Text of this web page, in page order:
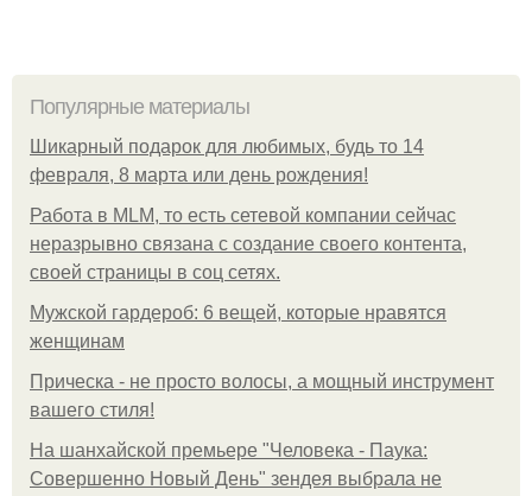
Популярные материалы
Шикарный подарок для любимых, будь то 14
февраля, 8 марта или день рождения!
Работа в MLM, то есть сетевой компании сейчас
неразрывно связана с создание своего контента,
своей страницы в соц сетях.
Мужской гардероб: 6 вещей, которые нравятся
женщинам
Прическа - не просто волосы, а мощный инструмент
вашего стиля!
На шанхайской премьере "Человека - Паука:
Совершенно Новый День" зендея выбрала не